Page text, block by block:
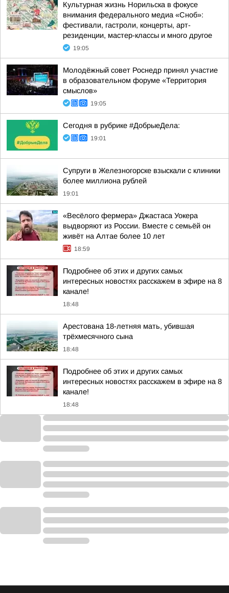
Культурная жизнь Норильска в фокусе
внимания федерального медиа «Сноб»:
фестивали, гастроли, концерты, арт-
резиденции, мастер-классы и много другое
19:05
Молодёжный совет Роснедр принял участие
в образовательном форуме «Территория
смыслов»
19:05
Сегодня в рубрике #ДобрыеДела:
19:01
Супруги в Железногорске взыскали с клиники
более миллиона рублей
19:01
«Весёлого фермера» Джастаса Уокера
выдворяют из России. Вместе с семьёй он
живёт на Алтае более 10 лет
18:59
Подробнее об этих и других самых
интересных новостях расскажем в эфире на 8
канале!
18:48
Арестована 18-летняя мать, убившая
трёхмесячного сына
18:48
Подробнее об этих и других самых
интересных новостях расскажем в эфире на 8
канале!
18:48